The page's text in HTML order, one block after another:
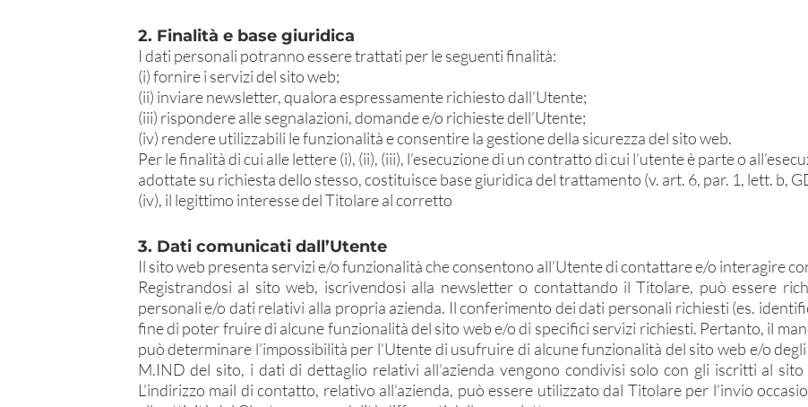
2. Finalità e base giuridica
I dati personali potranno essere trattati per le seguenti finalità:
(i) fornire i servizi del sito web;
(ii) inviare newsletter, qualora espressamente richiesto dall’Utente;
(iii) rispondere alle segnalazioni, domande e/o richieste dell’Utente;
(iv) rendere utilizzabili le funzionalità e consentire la gestione della sicurezza del sito web.
Per le finalità di cui alle lettere (i), (ii), (iii), l’esecuzione di un contratto di cui l’utente è parte o
adottate su richiesta dello stesso, costituisce base giuridica del trattamento (v. art. 6, par. 1, lett. b,
(iv), il legittimo interesse del Titolare al corretto
3. Dati comunicati dall’Utente
Il sito web presenta servizi e/o funzionalità che consentono all’Utente di contattare e/o interagire
Registrandosi al sito web, iscrivendosi alla newsletter o contattando il Titolare, può essere
personali e/o dati relativi alla propria azienda. Il conferimento dei dati personali richiesti (es.
fine di poter fruire di alcune funzionalità del sito web e/o di specifici servizi richiesti. Pertanto, il
può determinare l’impossibilità per l’Utente di usufruire di alcune funzionalità del sito web e/o
M.IND del sito, i dati di dettaglio relativi all’azienda vengono condivisi solo con gli iscritti al
L’indirizzo mail di contatto, relativo all’azienda, può essere utilizzato dal Titolare per l’invio